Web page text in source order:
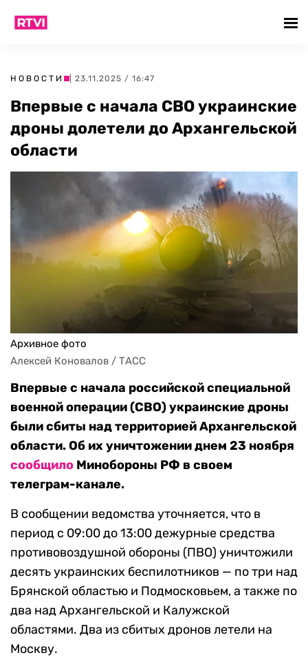
НОВОСТИ | 23.11.2025 / 16:47
Впервые с начала СВО украинские
дроны долетели до Архангельской
области
Архивное фото
Алексей Коновалов / ТАСС
Впервые с начала российской специальной
военной операции (СВО) украинские дроны
были сбиты над территорией Архангельской
области. Об их уничтожении днем 23 ноября
сообщило Минобороны РФ в своем
телеграм-канале.
В сообщении ведомства уточняется, что в
период с 09:00 до 13:00 дежурные средства
противовоздушной обороны (ПВО) уничтожили
десять украинских беспилотников — по три над
Брянской областью и Подмосковьем, а также по
два над Архангельской и Калужской
областями. Два из сбитых дронов летели на
Москву.